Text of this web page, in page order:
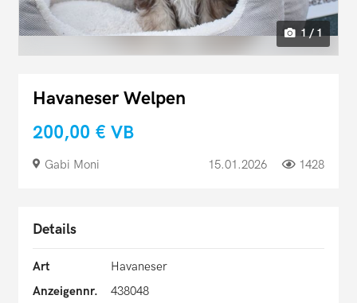
1 / 1
Havaneser Welpen
200,00 € VB
Gabi Moni 15.01.2026 1428
Details
Art
Havaneser
Anzeigennr.
438048